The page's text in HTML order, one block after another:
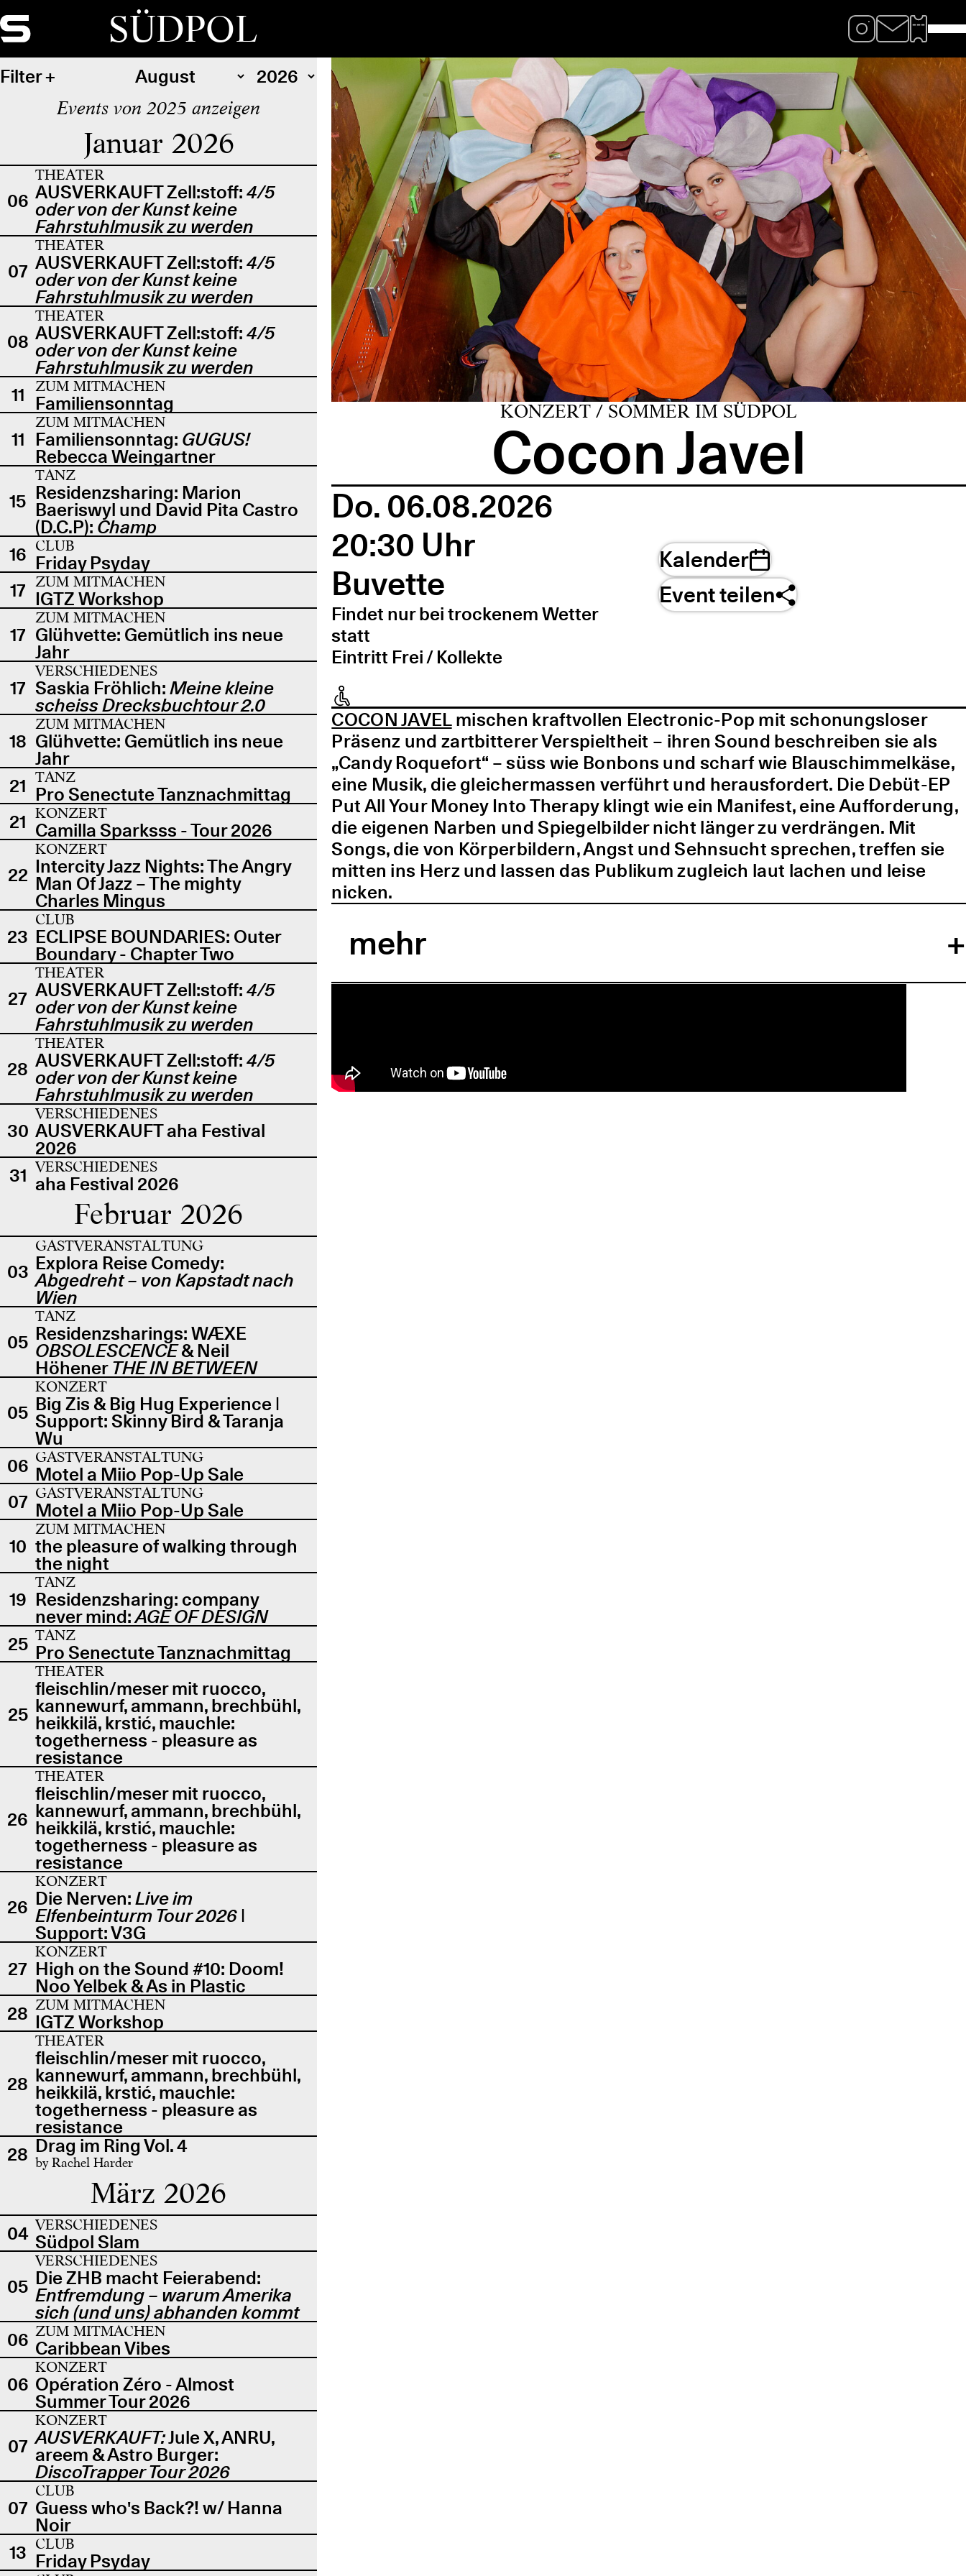
SÜDPOL
Filter
Events von 2025 anzeigen
Januar 2026
06
THEATER
AUSVERKAUFT Zell:stoff: 4/5
oder von der Kunst keine
Fahrstuhlmusik zu werden
07
THEATER
AUSVERKAUFT Zell:stoff: 4/5
oder von der Kunst keine
Fahrstuhlmusik zu werden
08
THEATER
AUSVERKAUFT Zell:stoff: 4/5
oder von der Kunst keine
Fahrstuhlmusik zu werden
11
ZUM MITMACHEN
Familiensonntag
11
ZUM MITMACHEN
Familiensonntag: GUGUS!
Rebecca Weingartner
15
TANZ
Residenzsharing: Marion
Baeriswyl und David Pita Castro
(D.C.P): Champ
16 CLUB
Friday Psyday
17 ZUM MITMACHEN
IGTZ Workshop
17
ZUM MITMACHEN
Glühvette: Gemütlich ins neue
Jahr
17
VERSCHIEDENES
Saskia Fröhlich: Meine kleine
scheiss Drecksbuchtour 2.0
18
ZUM MITMACHEN
Glühvette: Gemütlich ins neue
Jahr
21 TANZ
Pro Senectute Tanznachmittag
21 KONZERT
Camilla Sparksss - Tour 2026
22
KONZERT
Intercity Jazz Nights: The Angry
Man Of Jazz – The mighty
Charles Mingus
23
CLUB
ECLIPSE BOUNDARIES: Outer
Boundary - Chapter Two
27
THEATER
AUSVERKAUFT Zell:stoff: 4/5
oder von der Kunst keine
Fahrstuhlmusik zu werden
28
THEATER
AUSVERKAUFT Zell:stoff: 4/5
oder von der Kunst keine
Fahrstuhlmusik zu werden
30
VERSCHIEDENES
AUSVERKAUFT aha Festival
2026
31 VERSCHIEDENES
aha Festival 2026
Februar 2026
03
GASTVERANSTALTUNG
Explora Reise Comedy:
Abgedreht – von Kapstadt nach
Wien
05
TANZ
Residenzsharings: WÆXE
OBSOLESCENCE& Neil
Höhener THE IN BETWEEN
05
KONZERT
Big Zis & Big Hug Experience |
Support: Skinny Bird & Taranja
Wu
06 GASTVERANSTALTUNG
Motel a Miio Pop-Up Sale
07 GASTVERANSTALTUNG
Motel a Miio Pop-Up Sale
10
ZUM MITMACHEN
the pleasure of walking through
the night
19
TANZ
Residenzsharing: company
never mind:AGE OF DESIGN
25 TANZ
Pro Senectute Tanznachmittag
25
THEATER
fleischlin/meser mit ruocco,
kannewurf, ammann, brechbühl,
heikkilä, krstić, mauchle:
togetherness - pleasure as
resistance
26
THEATER
fleischlin/meser mit ruocco,
kannewurf, ammann, brechbühl,
heikkilä, krstić, mauchle:
togetherness - pleasure as
resistance
26
KONZERT
Die Nerven:Live im
Elfenbeinturm Tour 2026 |
Support: V3G
27
KONZERT
High on the Sound #10: Doom!
Noo Yelbek & As in Plastic
28 ZUM MITMACHEN
IGTZ Workshop
28
THEATER
fleischlin/meser mit ruocco,
kannewurf, ammann, brechbühl,
heikkilä, krstić, mauchle:
togetherness - pleasure as
resistance
28 Drag im Ring Vol. 4
by Rachel Harder
März 2026
04 VERSCHIEDENES
Südpol Slam
05
VERSCHIEDENES
Die ZHB macht Feierabend:
Entfremdung – warum Amerika
sich (und uns) abhanden kommt
06 ZUM MITMACHEN
Caribbean Vibes
06
KONZERT
Opération Zéro - Almost
Summer Tour 2026
07
KONZERT
AUSVERKAUFT:Jule X, ANRU,
areem & Astro Burger:
DiscoTrapper Tour 2026
07
CLUB
Guess who's Back?! w/ Hanna
Noir
13 CLUB
Friday Psyday
KONZERT / SOMMER IM SÜDPOL
Cocon Javel
Do. 06.08.2026
20:30 Uhr
Buvette
Findet nur bei trockenem Wetter
statt
Eintritt Frei / Kollekte
Kalender
Event teilen
COCON JAVELmischen kraftvollen Electronic-Pop mit schonungsloser
Präsenz und zartbitterer Verspieltheit – ihren Sound beschreiben sie als
„Candy Roquefort“ – süss wie Bonbons und scharf wie Blauschimmelkäse,
eine Musik, die gleichermassen verführt und herausfordert. Die Debüt-EP
Put All Your Money Into Therapy klingt wie ein Manifest, eine Aufforderung,
die eigenen Narben und Spiegelbilder nicht länger zu verdrängen. Mit
Songs, die von Körperbildern, Angst und Sehnsucht sprechen, treffen sie
mitten ins Herz und lassen das Publikum zugleich laut lachen und leise
nicken.
mehr